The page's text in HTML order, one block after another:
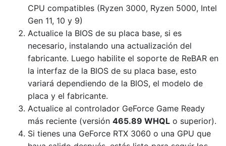
CPU compatibles (Ryzen 3000, Ryzen 5000, Intel
Gen 11, 10 y 9)
Actualice la BIOS de su placa base, si es
necesario, instalando una actualización del
fabricante. Luego habilite el soporte de ReBAR en
la interfaz de la BIOS de su placa base, esto
variará dependiendo de la BIOS, el modelo de
placa y el fabricante.
Actualice al controlador GeForce Game Ready
más reciente (versión 465.89 WHQL o superior).
Si tienes una GeForce RTX 3060 o una GPU que